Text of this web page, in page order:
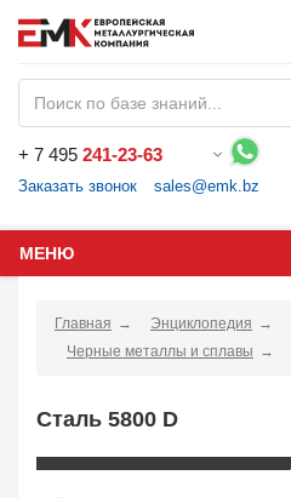
+ 7 495 241-23-63
Заказать звонок sales@emk.bz
МЕНЮ
Главная
Энциклопедия
Черные металлы и сплавы
Сталь 5800 D